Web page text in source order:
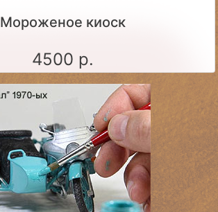
Мороженое киоск
4500 р.